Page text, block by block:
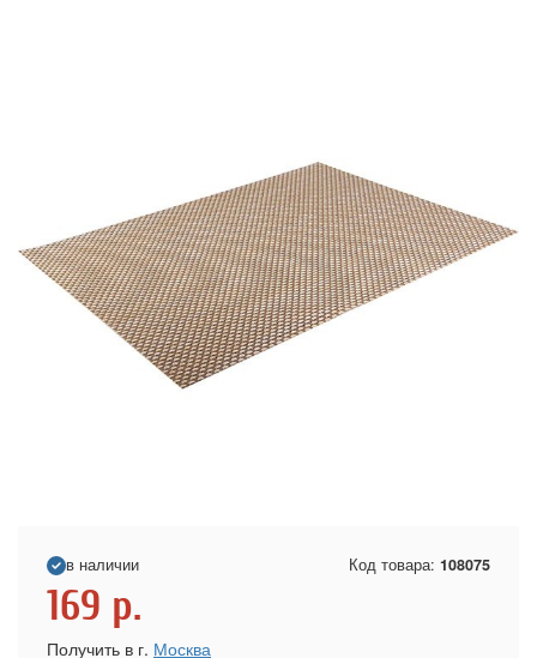
в наличии Код товара: 108075
169 р.
Получить в г. Москва